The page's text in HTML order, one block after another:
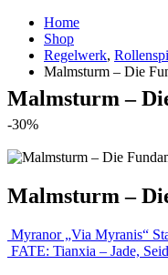
Home
Shop
Regelwerk,
Malmsturm – Die
Malmsturm –
-30%
Malmsturm –
Myranor „Via Myranis“
FATE: Tianxia – Jade,